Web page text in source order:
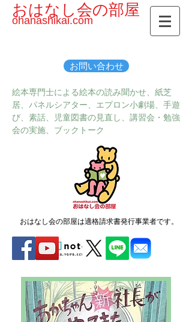
おはなし会の部屋
ohanashikai.com
お問い合わせ
絵本専門士による絵本の読み聞かせ、紙芝
居、パネルシアター、エプロン小劇場、手遊
び、素話、児童図書の見直し、講習会・勉強
会の実施、ブックトーク
おはなし会の部屋は適格請求書発行事業者です。